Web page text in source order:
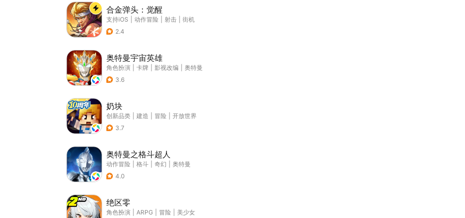
合金弹头：觉醒
支持iOS 动作冒险 射击
街机
2.4
奥特曼宇宙英雄
角色扮演 卡牌 影视改编
奥特曼
3.6
奶块
创新品类 建造 冒险
开放世界
3.7
奥特曼之格斗超人
动作冒险 格斗 奇幻
奥特曼
4.0
绝区零
角色扮演 ARPG 冒险
美少女